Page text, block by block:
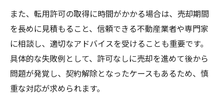
また、転用許可の取得に時間がかかる場合は、売却期間
を長めに見積もること、信頼できる不動産業者や専門家
に相談し、適切なアドバイスを受けることも重要です。
具体的な失敗例として、許可なしに売却を進めて後から
問題が発覚し、契約解除となったケースもあるため、慎
重な対応が求められます。